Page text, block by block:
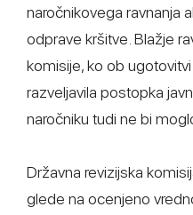
naročnikovega ravnanja
odprave kršitve. Blažje
komisije, ko ob
razveljavila postopka
naročniku tudi ne bi
Državna revizijska
glede na ocenjeno